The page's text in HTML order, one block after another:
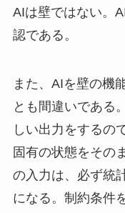
AIは壁ではない。
認である。
また、AIを壁の機
とも間違いである
しい出力をするの
固有の状態をその
の入力は、必ず統
になる。制約条件